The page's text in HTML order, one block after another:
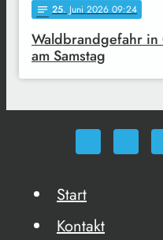
notes 25. Juni 2026 09:24
Waldbrandgefahr
am Samstag
Start
Kontakt